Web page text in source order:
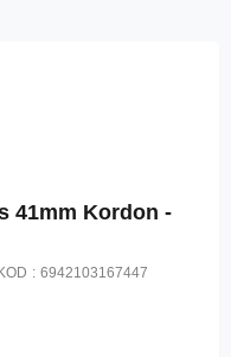
41mm Kordon -
: 6942103167447